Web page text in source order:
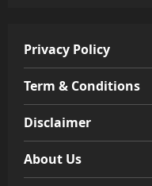
Privacy Policy
Term & Conditions
Disclaimer
About Us